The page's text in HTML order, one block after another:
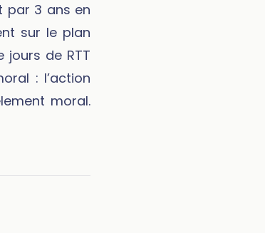
par 3 ans en
sur le plan
de RTT
: l’action
moral.